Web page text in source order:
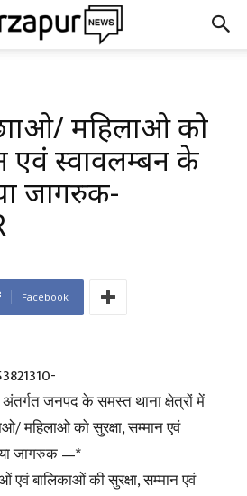
महिलाओ को
एवं स्वावलम्बन के
जागरुक-
Facebook
जनपद के समस्त थाना क्षेत्रों में
महिलाओ को सुरक्षा, सम्मान एवं
जागरुक —*
एवं बालिकाओं की सुरक्षा, सम्मान एवं